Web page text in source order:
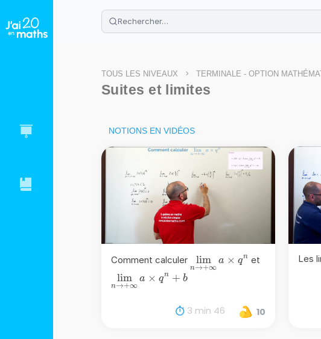
🌴Cahier de vacances offert: révise les maths
Télécharge ton PDF gratuit et progresse avec
TOUS LES NIVEAUX > TERMINALE - OPTION
Suites et limites
NOTIONS EN VIDÉOS
Comment calculer
{\color{blue}
{\mathop{\lim
a\times
q^{n}}}
n→+∞
lim a × qn et
{\color{red}
{\mathop{\lim
}\limits_{n\to
n→+∞
lim a × qn + b
3 min 46 10
Les